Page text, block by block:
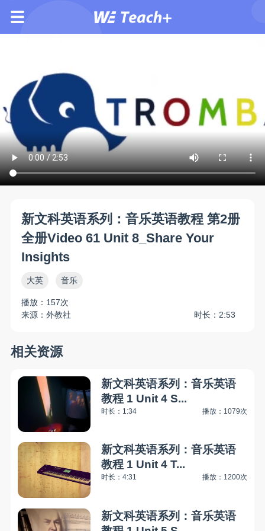
新文科英语系列：音乐英语教程 第2册
全册Video 61 Unit 8_Share Your
Insights
大英 音乐
播放：157次
来源：外教社
时长：2:53
相关资源
新文科英语系列：音乐英语
教程 1 Unit 4 S...
时长：1:34 播放：1079次
新文科英语系列：音乐英语
教程 1 Unit 4 T...
时长：4:31 播放：1200次
新文科英语系列：音乐英语